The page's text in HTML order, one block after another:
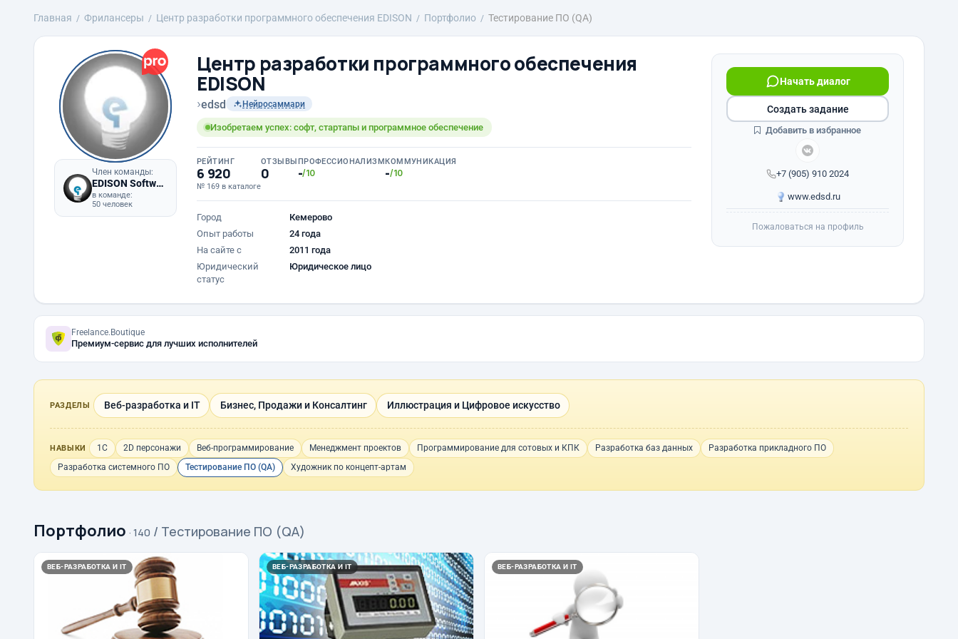
Главная Фрилансеры Центр разработки программного обеспечения EDISON Портфолио Тестирование ПО (QA)
Член команды:
EDISON Software
в команде:
50 человек
Центр разработки программного обеспечения
EDISON
›edsd Нейросаммари
Изобретаем успех: софт, стартапы и программное обеспечение
РЕЙТИНГ
6 920
№ 169 в каталоге
ОТЗЫВЫ
0
ПРОФЕССИОНАЛИЗМ
-/10
КОММУНИКАЦИЯ
-/10
Город
Кемерово
Опыт работы
24 года
На сайте с
2011 года
Юридический
статус
Юридическое лицо
+7 (905) 910 2024
Начать диалог
www.edsd.ru
Создать задание
Добавить в избранное
Пожаловаться на профиль
Freelance.Boutique
Премиум-сервис для лучших исполнителей
РАЗДЕЛЫ Веб-разработка и IT Бизнес, Продажи и Консалтинг Иллюстрация и Цифровое искусство
НАВЫКИ 1С 2D персонажи Веб-программирование Менеджмент проектов Программирование для сотовых и КПК Разработка баз данных
Разработка прикладного ПО
Разработка системного ПО
Тестирование ПО (QA) Художник по концепт-артам
Портфолио · 140 / Тестирование ПО (QA)
ВЕБ-РАЗРАБОТКА И IT ВЕБ-РАЗРАБОТКА И IT ВЕБ-РАЗРАБОТКА И IT